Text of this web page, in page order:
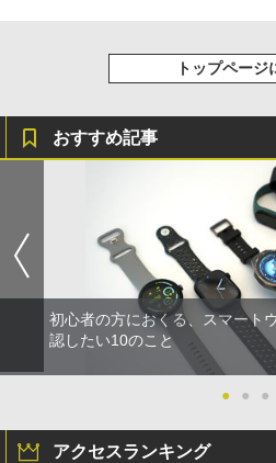
トップページ
おすすめ記事
初心者の方におくる、スマート
認したい10のこと
● ● ●
アクセスランキング